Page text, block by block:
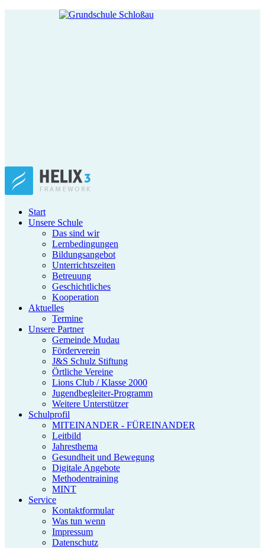
Start
Unsere Schule
Das sind wir
Lernbedingungen
Bildungsangebot
Unterrichtszeiten
Betreuung
Geschichtliches
Kooperation
Aktuelles
Termine
Unsere Partner
Gemeinde Mudau
Förderverein
J&S Schulz Stiftung
Örtliche Vereine
Lions Club / Klasse 2000
Jugendbegleiter-Programm
Weitere Unterstützer
Schulprofil
MITEINANDER - FÜREINANDER
Leitbild
Jahresthema
Gesundheit und Bewegung
Digitale Angebote
Methodentraining
MINT
Service
Kontaktformular
Was tun wenn
Impressum
Datenschutz